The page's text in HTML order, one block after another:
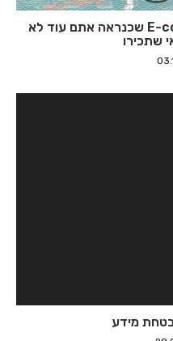
שתי מניות מעולם הE-commerce שכנראה אתם עוד לא
שתכירו